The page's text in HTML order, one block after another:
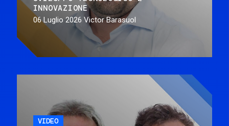
INNOVAZIONE
06 Luglio 2026 Victor Barasuol
VIDEO